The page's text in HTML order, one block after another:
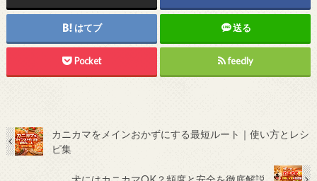
はてブ 送る
Pocket feedly
カニカマをメインおかずにする最短ルート｜使い方とレシ
ピ集